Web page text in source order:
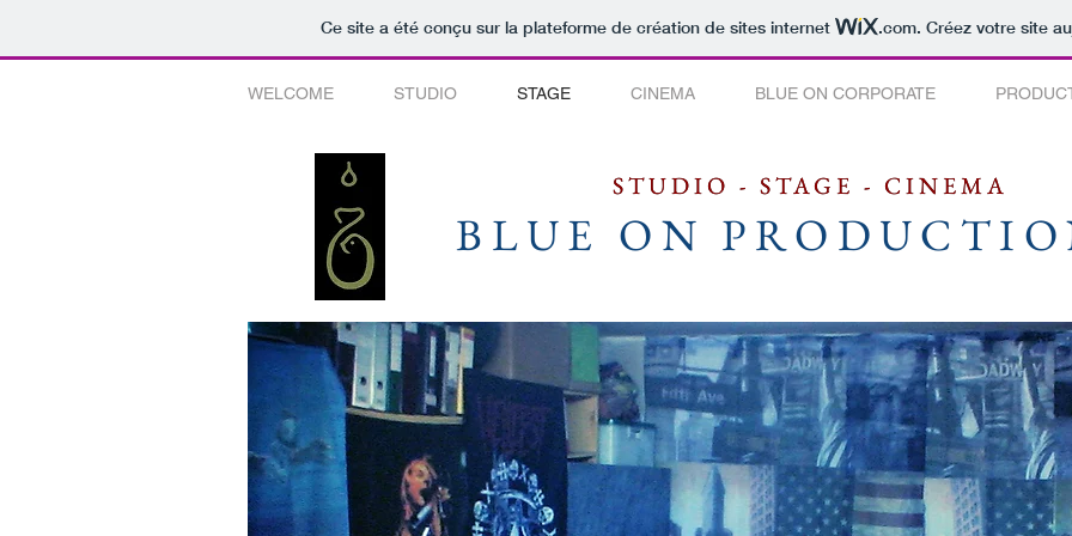
Ce site a été conçu sur la plateforme de création de sites internet .com. Créez votre site
WELCOME STUDIO STAGE CINEMA BLUE ON CORPORATE
BLUE ON
BLUE ON
STUDIO - STAGE - CINEMA
STUDIO - STAGE - CINEMA